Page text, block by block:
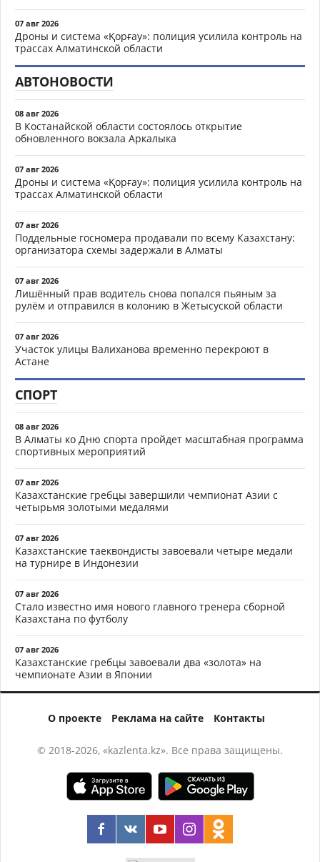
07 авг 2026
Дроны и система «Қорғау»: полиция усилила контроль на
трассах Алматинской области
АВТОНОВОСТИ
08 авг 2026
В Костанайской области состоялось открытие
обновленного вокзала Аркалыка
07 авг 2026
Дроны и система «Қорғау»: полиция усилила контроль на
трассах Алматинской области
07 авг 2026
Поддельные госномера продавали по всему Казахстану:
организатора схемы задержали в Алматы
07 авг 2026
Лишённый прав водитель снова попался пьяным за
рулём и отправился в колонию в Жетысуской области
07 авг 2026
Участок улицы Валиханова временно перекроют в
Астане
СПОРТ
08 авг 2026
В Алматы ко Дню спорта пройдет масштабная программа
спортивных мероприятий
07 авг 2026
Казахстанские гребцы завершили чемпионат Азии с
четырьмя золотыми медалями
07 авг 2026
Казахстанские таеквондисты завоевали четыре медали
на турнире в Индонезии
07 авг 2026
Стало известно имя нового главного тренера сборной
Казахстана по футболу
07 авг 2026
Казахстанские гребцы завоевали два «золота» на
чемпионате Азии в Японии
О проекте Реклама на сайте Контакты
© 2018-2026, «kazlenta.kz». Все права защищены.